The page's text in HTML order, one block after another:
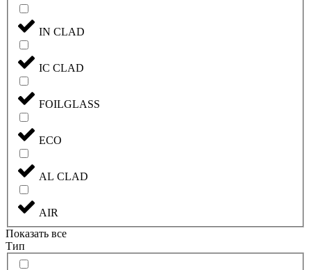
IN CLAD
IC CLAD
FOILGLASS
ECO
AL CLAD
AIR
Показать все
Тип